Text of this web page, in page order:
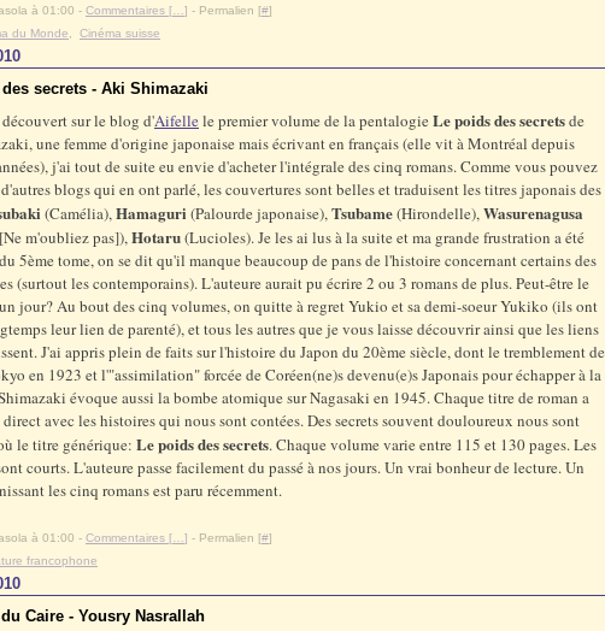
à 01:00 - Commentaires [ ] - Permalien [#]
du Monde Cinéma suisse
secrets - Aki Shimazaki
sur le blog d'Aifellele premier volume de la pentalogie Le poids des secretsde
une femme d'origine japonaise mais écrivant en français (elle vit à Montréal depuis
j'ai tout de suite eu envie d'acheter l'intégrale des cinq romans. Comme vous pouvez
blogs qui en ont parlé, les couvertures sont belles et traduisent les titres japonais des
(Camélia),Hamaguri (Palourde japonaise),Tsubame(Hirondelle),Wasurenagusa
m'oubliez pas]),Hotaru(Lucioles). Je les ai lus à la suite et ma grande frustration a été
5ème tome, on se dit qu'il manque beaucoup de pans de l'histoire concernant certains des
(surtout les contemporains). L'auteure aurait pu écrire 2 ou 3 romans de plus. Peut-être le
jour? Au bout des cinq volumes, on quitte à regret Yukio et sa demi-soeur Yukiko (ils ont
leur lien de parenté), et tous les autres que je vous laisse découvrir ainsi que les liens
J'ai appris plein de faits sur l'histoire du Japon du 20ème siècle, dont le tremblement de
en 1923 et l'"assimilation" forcée de Coréen(ne)s devenu(e)s Japonais pour échapper à la
évoque aussi la bombe atomique sur Nagasaki en 1945. Chaque titre de roman a
avec les histoires qui nous sont contées. Des secrets souvent douloureux nous sont
le titre générique: Le poids des secrets. Chaque volume varie entre 115 et 130 pages. Les
courts. L'auteure passe facilement du passé à nos jours. Un vrai bonheur de lecture. Un
les cinq romans est paru récemment.
à 01:00 - Commentaires [ ] - Permalien [#]
francophone
Caire - Yousry Nasrallah